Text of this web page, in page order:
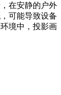
在安静的户外
可能导致设备
境中，投影画